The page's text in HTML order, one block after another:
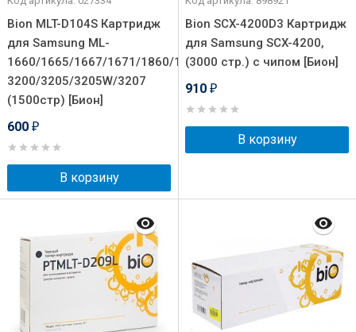
Bion MLT-D104S Картридж
для Samsung ML-
1660/1665/1667/1671/1860/1865/1865W/1867/SCX-
3200/3205/3205W/3207
(1500стр) [Бион]
600 ₽
В корзину
Bion SCX-4200D3 Картридж
для Samsung SCX-4200,
(3000 стр.) с чипом [Бион]
910 ₽
В корзину